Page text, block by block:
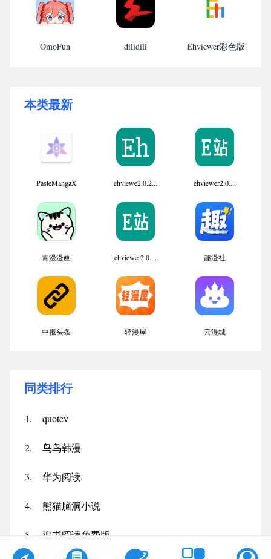
OmoFun dilidili Ehviewer彩色版
本类最新
PasteMangaX ehviewe2.0.2... ehviewer2.0....
青漫漫画 ehviewer2.0.... 趣漫社
中俄头条 轻漫屋 云漫城
同类排行
1. quotev
2. 鸟鸟韩漫
3. 华为阅读
4. 熊猫脑洞小说
5. 追书阅读免费版